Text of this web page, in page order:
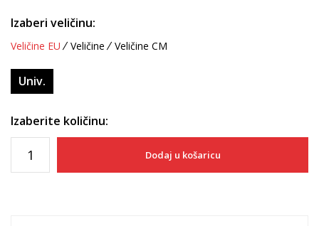
Izaberi veličinu:
Veličine EU Veličine Veličine CM
Univ.
Izaberite količinu:
Dodaj u košaricu